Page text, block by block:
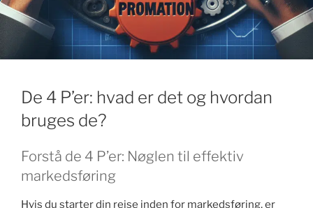
k
De 4 P’er: hvad er det og hvordan
bruges de?
Forstå de 4 P’er: Nøglen til effektiv
markedsføring
Hvis du starter din rejse inden for markedsføring, er